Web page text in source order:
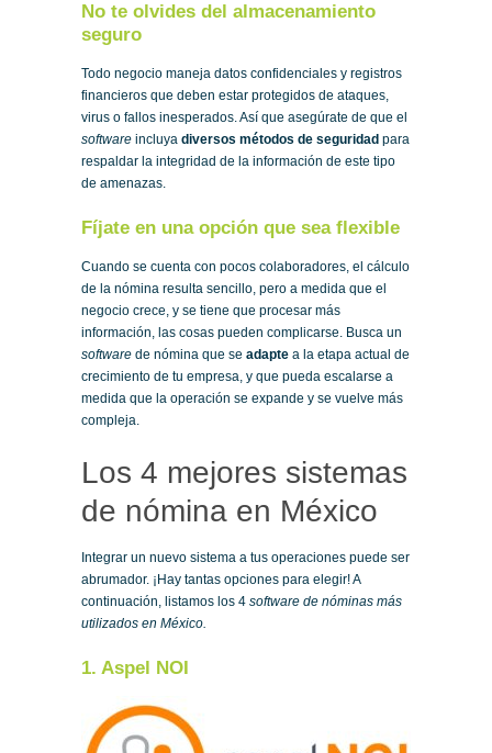
No te olvides del almacenamiento
seguro
Todo negocio maneja datos confidenciales y registros
financieros que deben estar protegidos de ataques,
virus o fallos inesperados. Así que asegúrate de que el
software incluya diversos métodos de seguridad para
respaldar la integridad de la información de este tipo
de amenazas.
Fíjate en una opción que sea flexible
Cuando se cuenta con pocos colaboradores, el cálculo
de la nómina resulta sencillo, pero a medida que el
negocio crece, y se tiene que procesar más
información, las cosas pueden complicarse. Busca un
software de nómina que se adapte a la etapa actual de
crecimiento de tu empresa, y que pueda escalarse a
medida que la operación se expande y se vuelve más
compleja.
Los 4 mejores sistemas
de nómina en México
Integrar un nuevo sistema a tus operaciones puede ser
abrumador. ¡Hay tantas opciones para elegir! A
continuación, listamos los 4 software de nóminas más
utilizados en México.
1. Aspel NOI